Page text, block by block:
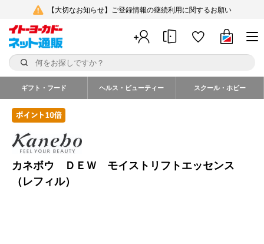
【大切なお知らせ】ご登録情報の継続利用に関するお願い
ギフト・フード ヘルス・ビューティー スクール・ホビー
カネボウ ＤＥＷ モイストリフトエッセンス
（レフィル）